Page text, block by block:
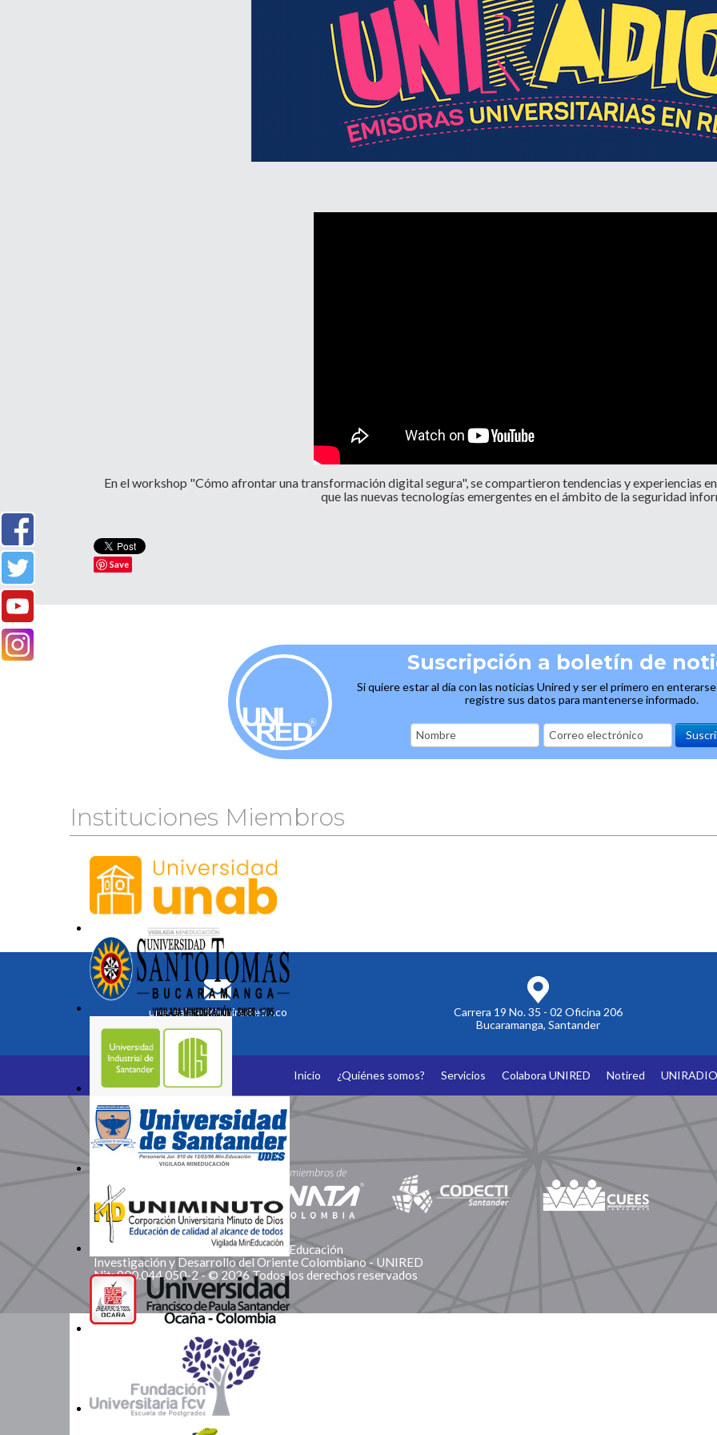
Divulgación
Agenda U
UNIRED online
UNIRED v-Library
En el workshop "Cómo afrontar una transformación digital segura", se compartieron tendencias y experiencias
que las nuevas tecnologías emergentes en el ámbito de la seguridad
Save
Suscripción a boletín de
Si quiere estar al día con las noticias Unired y ser el primero en
registre sus datos para mantenerse informado.
Instituciones Miembros
unetealared@unired.edu.co
Carrera 19 No. 35 - 02 Oficina 206
Bucaramanga, Santander
Inicio ¿Quiénes somos? Servicios Colabora UNIRED Notired UNIRADIO
Somos Miembros
Corporación Red de Instituciones de Educación
Investigación y Desarrollo del Oriente Colombiano - UNIRED
Nit: 900.044.050-2 - © 2026 Todos los derechos reservados